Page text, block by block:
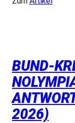
BUND-
2026)